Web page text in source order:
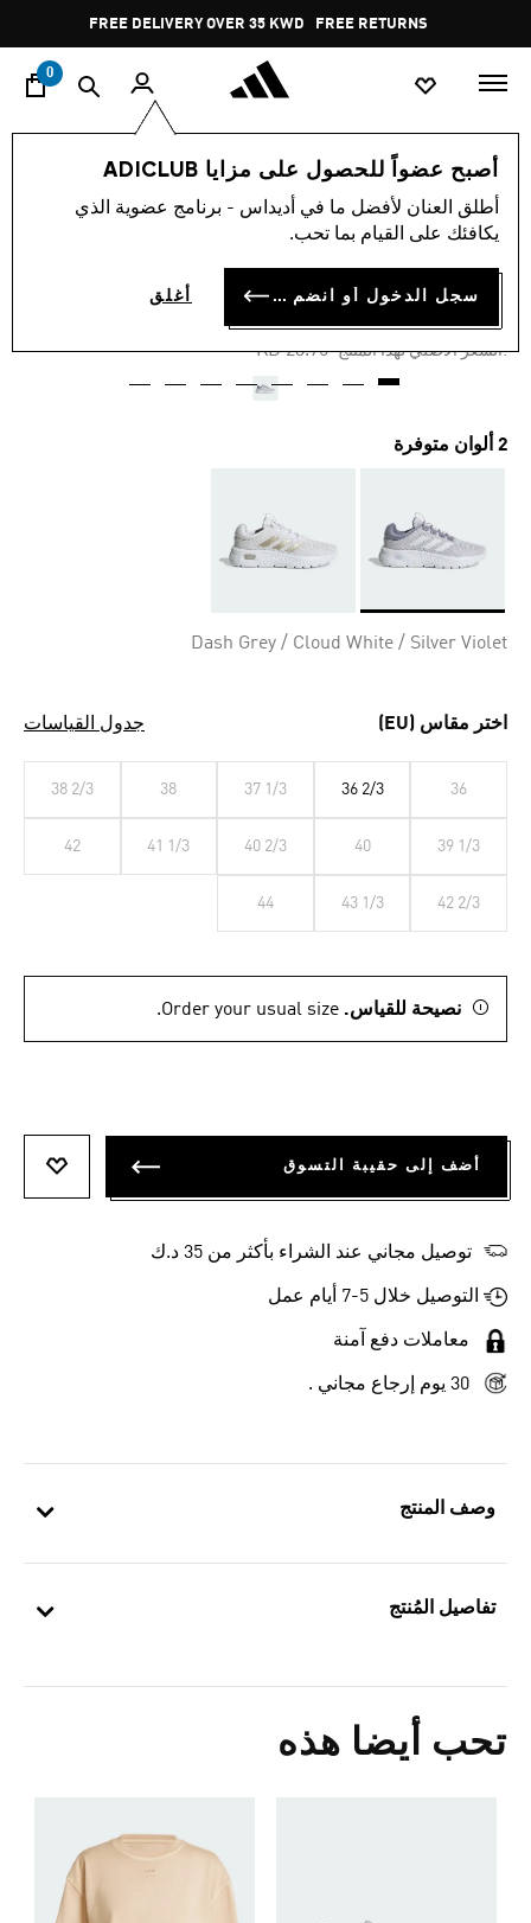
Pause
promotion
rotation
FREE DELIVERY OVER 35 KWD FREE RETURNS
0
أصبح عضواً للحصول على مزايا ADICLUB
أطلق العنان لأفضل ما في أديداس - برنامج عضوية الذي
يكافئك على القيام بما تحب.
سجل الدخول أو انضم الآن أغلق
وصف المنتج
تفاصيل المُنتج
تحب أيضا هذه
النساء
-25%
حذاء CLOUDFOAM COMFY
KD 17.81
:السعر الأصلي لهذا المنتج Price reduced from
KD 23.75
to
2 ألوان متوفرة
Dash Grey / Cloud White / Silver Violet
اختر مقاس (EU) جدول القياسات
36
36 2/3
37 1/3
38
38 2/3
39 1/3
40
40 2/3
41 1/3
42
42 2/3
43 1/3
44
نصيحة للقياس. Order your usual size.
أضف إلى حقيبة التسوق
توصيل مجاني عند الشراء بأكثر من 35 د.ك
التوصيل خلال 5-7 أيام عمل
معاملات دفع آمنة